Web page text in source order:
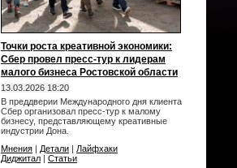
Точки роста креативной экономики:
Сбер провел пресс-тур к лидерам
малого бизнеса Ростовской области
13.03.2026 18:20
В преддверии Международного дня клиента
Сбер организовал пресс-тур к малому
бизнесу, представляющему креативные
индустрии Дона.
Мнения | Детали | Лайфхаки
Диджитал | Статьи